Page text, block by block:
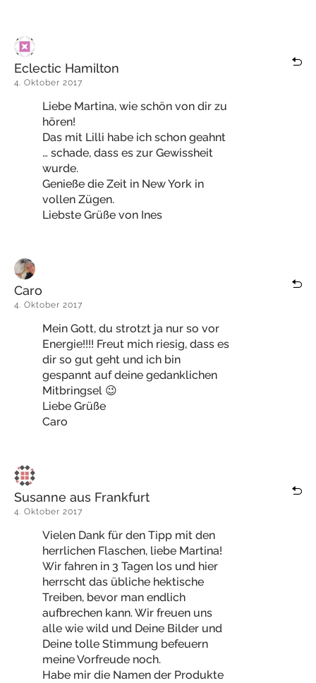
Eclectic Hamilton
4. Oktober 2017
Liebe Martina, wie schön von dir zu
hören!
Das mit Lilli habe ich schon geahnt
… schade, dass es zur Gewissheit
wurde.
Genieße die Zeit in New York in
vollen Zügen.
Liebste Grüße von Ines
Caro
4. Oktober 2017
Mein Gott, du strotzt ja nur so vor
Energie!!!! Freut mich riesig, dass es
dir so gut geht und ich bin
gespannt auf deine gedanklichen
Mitbringsel 😉
Liebe Grüße
Caro
Susanne aus Frankfurt
4. Oktober 2017
Vielen Dank für den Tipp mit den
herrlichen Flaschen, liebe Martina!
Wir fahren in 3 Tagen los und hier
herrscht das übliche hektische
Treiben, bevor man endlich
aufbrechen kann. Wir freuen uns
alle wie wild und Deine Bilder und
Deine tolle Stimmung befeuern
meine Vorfreude noch.
Habe mir die Namen der Produkte